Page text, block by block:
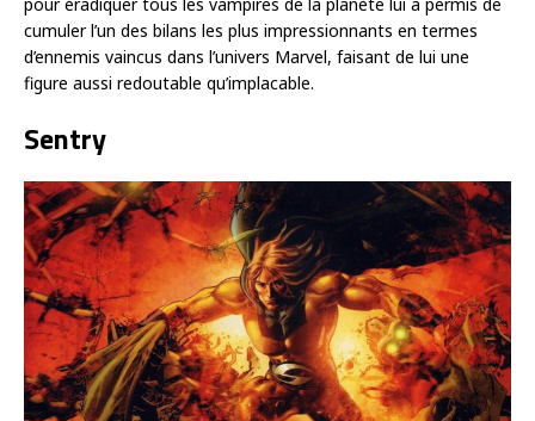
cumuler l’un des bilans les plus impressionnants en termes
d’ennemis vaincus dans l’univers Marvel, faisant de lui une
figure aussi redoutable qu’implacable.
Sentry